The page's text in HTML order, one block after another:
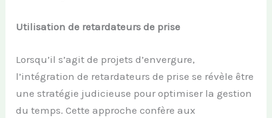
Utilisation de retardateurs de prise
Lorsqu’il s’agit de projets d’envergure,
l’intégration de retardateurs de prise se révèle être
une stratégie judicieuse pour optimiser la gestion
du temps. Cette approche confère aux